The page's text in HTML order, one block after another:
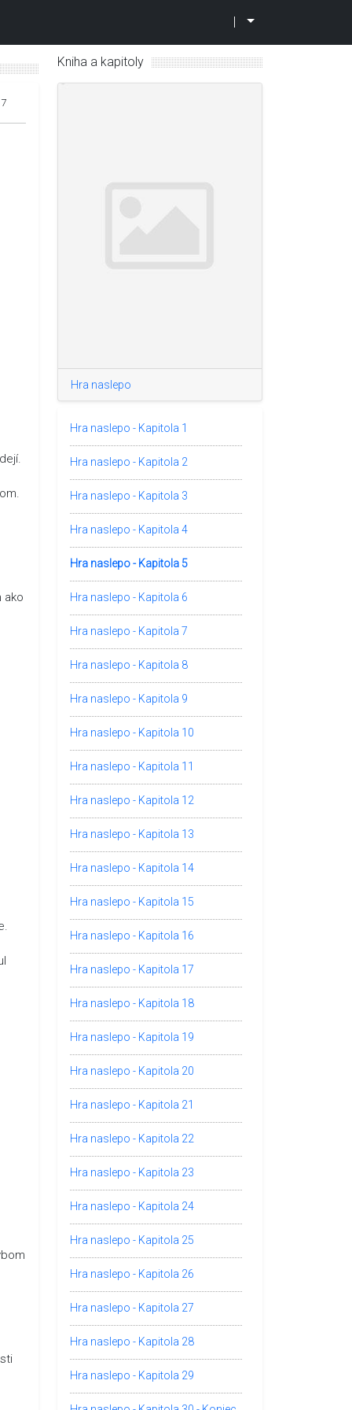
ako
Kniha a kapitoly
Hra naslepo
Hra naslepo - Kapitola 1
Hra naslepo - Kapitola 2
Hra naslepo - Kapitola 3
Hra naslepo - Kapitola 4
Hra naslepo - Kapitola 5
Hra naslepo - Kapitola 6
Hra naslepo - Kapitola 7
Hra naslepo - Kapitola 8
Hra naslepo - Kapitola 9
Hra naslepo - Kapitola 10
Hra naslepo - Kapitola 11
Hra naslepo - Kapitola 12
Hra naslepo - Kapitola 13
Hra naslepo - Kapitola 14
Hra naslepo - Kapitola 15
Hra naslepo - Kapitola 16
Hra naslepo - Kapitola 17
Hra naslepo - Kapitola 18
Hra naslepo - Kapitola 19
Hra naslepo - Kapitola 20
Hra naslepo - Kapitola 21
Hra naslepo - Kapitola 22
Hra naslepo - Kapitola 23
Hra naslepo - Kapitola 24
Hra naslepo - Kapitola 25
Hra naslepo - Kapitola 26
Hra naslepo - Kapitola 27
Hra naslepo - Kapitola 28
Hra naslepo - Kapitola 29